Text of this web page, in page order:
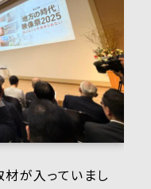
が入っていまし